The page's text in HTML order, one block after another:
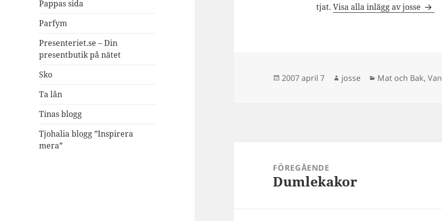
Pappas sida
Parfym
Presenteriet.se – Din
presentbutik på nätet
Sko
Ta lån
Tinas blogg
Tjohalia blogg ”Inspirera
mera”
tjat.Visa alla inlägg av josse
Postat
2007 april 7 Författare
josse Kategorier
Mat och Bak,
FÖREGÅENDE
Föregående
Dumlekakor